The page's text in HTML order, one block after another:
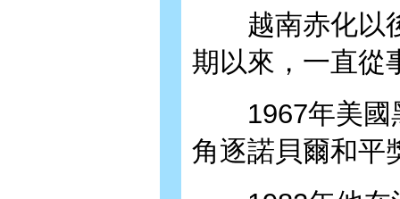
越南赤化以後
期以來，一直從
1967年美國黑
角逐諾貝爾和平